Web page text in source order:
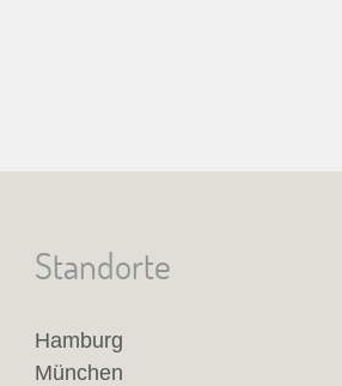
Standorte
Hamburg
München